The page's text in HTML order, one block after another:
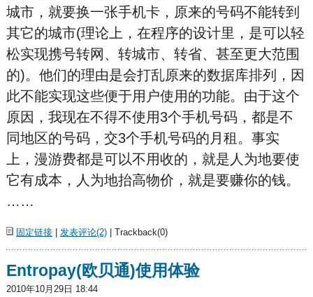
城市，就要换一张手机卡，原来的号码不能转到
其它的城市(理论上，在程序的设计里，是可以轻
松实现携号转网、转城市、转省、甚至更大范围
的)。他们的理由是会打乱原来的数据库排列，因
此不能实现这些便于用户使用的功能。由于这个
原因，我现在不得不使用3个手机号码，都是不
同地区的号码，交3个手机号码的月租。事实
上，漫游费都是可以不用收的，就是人为地要使
它有成本，人为地抬高物价，就是要赚你的钱。
……
固定链接| 发表评论(2)| Trackback(0)
Entropay(欧贝通)使用体验
2010年10月29日 18:44